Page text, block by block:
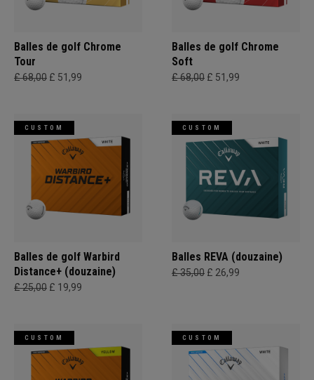
Balles de golf Chrome
Tour
£ 68,00 £ 51,99
Balles de golf Chrome
Soft
£ 68,00 £ 51,99
CUSTOM
Balles de golf Warbird
Distance+ (douzaine)
£ 25,00 £ 19,99
CUSTOM
Balles REVA (douzaine)
£ 35,00 £ 26,99
CUSTOM CUSTOM